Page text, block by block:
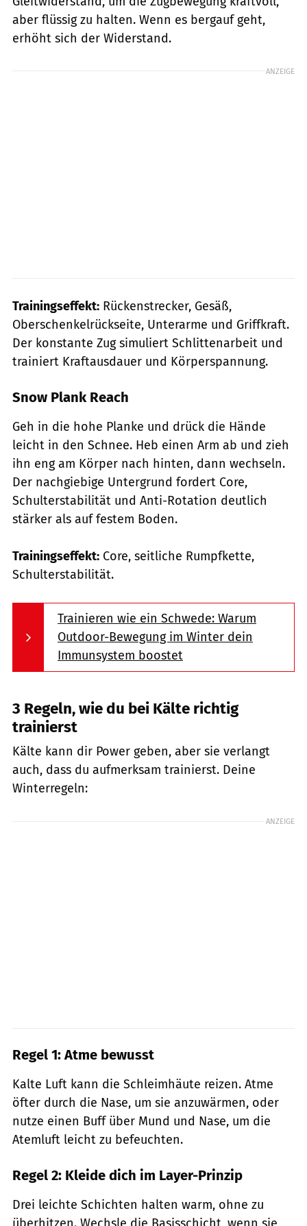
aber flüssig zu halten. Wenn es bergauf geht,
erhöht sich der Widerstand.
ANZEIGE
Trainingseffekt: Rückenstrecker, Gesäß,
Oberschenkelrückseite, Unterarme und Griffkraft.
Der konstante Zug simuliert Schlittenarbeit und
trainiert Kraftausdauer und Körperspannung.
Snow Plank Reach
Geh in die hohe Planke und drück die Hände
leicht in den Schnee. Heb einen Arm ab und zieh
ihn eng am Körper nach hinten, dann wechseln.
Der nachgiebige Untergrund fordert Core,
Schulterstabilität und Anti-Rotation deutlich
stärker als auf festem Boden.
Trainingseffekt: Core, seitliche Rumpfkette,
Schulterstabilität.
Trainieren wie ein Schwede: Warum
Outdoor-Bewegung im Winter dein
Immunsystem boostet
3 Regeln, wie du bei Kälte richtig
trainierst
Kälte kann dir Power geben, aber sie verlangt
auch, dass du aufmerksam trainierst. Deine
Winterregeln:
ANZEIGE
Regel 1: Atme bewusst
Kalte Luft kann die Schleimhäute reizen. Atme
öfter durch die Nase, um sie anzuwärmen, oder
nutze einen Buff über Mund und Nase, um die
Atemluft leicht zu befeuchten.
Regel 2: Kleide dich im Layer-Prinzip
Drei leichte Schichten halten warm, ohne zu